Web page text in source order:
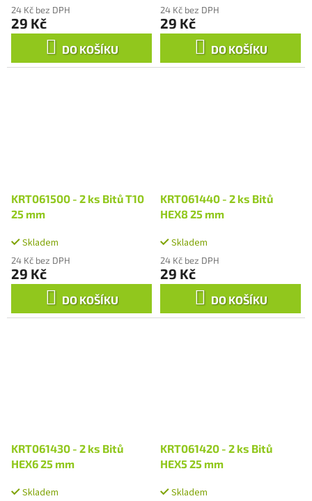
24 Kč bez DPH
29 Kč
DO KOŠÍKU
24 Kč bez DPH
29 Kč
DO KOŠÍKU
KRT061500 - 2 ks Bitů T10
25 mm
Skladem
24 Kč bez DPH
29 Kč
DO KOŠÍKU
KRT061440 - 2 ks Bitů
HEX8 25 mm
Skladem
24 Kč bez DPH
29 Kč
DO KOŠÍKU
KRT061430 - 2 ks Bitů
HEX6 25 mm
Skladem
KRT061420 - 2 ks Bitů
HEX5 25 mm
Skladem